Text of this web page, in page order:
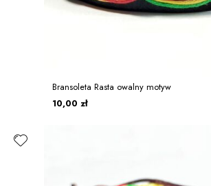
Bransoleta Rasta owalny motyw
10,00 zł